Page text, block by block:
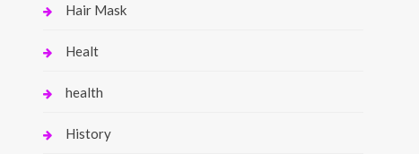
Hair Mask
Healt
health
History